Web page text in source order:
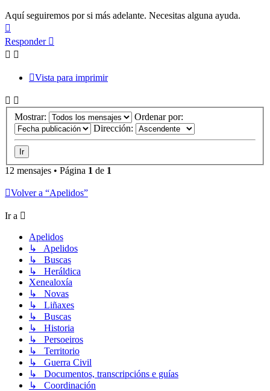
Aquí seguiremos por si más adelante. Necesitas alguna ayuda.
Responder
Vista para imprimir
Mostrar:
Ordenar por:
Dirección:
12 mensajes • Página 1 de 1
Volver a “Apelidos”
Ir a
Apelidos
↳ Apelidos
↳ Buscas
↳ Heráldica
Xenealoxía
↳ Novas
↳ Liñaxes
↳ Buscas
↳ Historia
↳ Persoeiros
↳ Territorio
↳ Guerra Civil
↳ Documentos, transcripcións e guías
↳ Coordinación